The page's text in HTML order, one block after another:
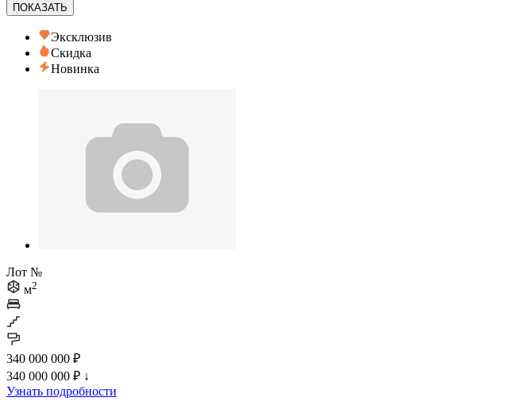
ПОКАЗАТЬ
Эксклюзив
Скидка
Новинка
Лот №
м2
340 000 000 ₽
340 000 000 ₽ ↓
Узнать подробности